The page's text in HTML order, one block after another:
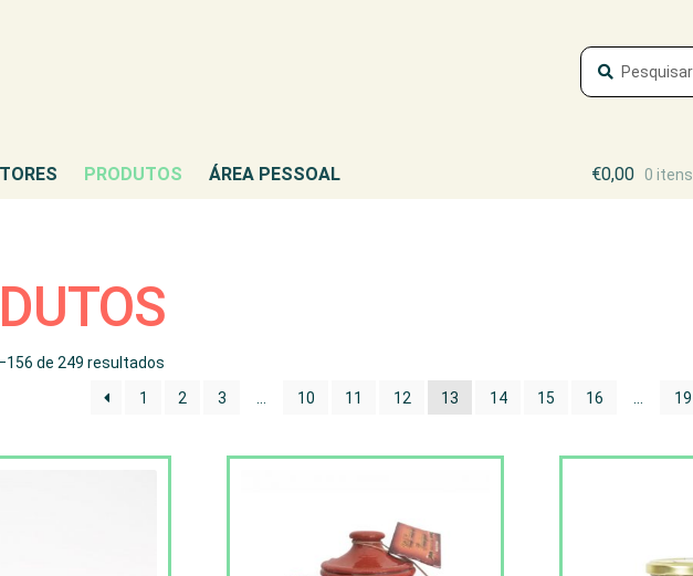
Pesquisar
por:
Pesquisa
PRODUTOS ÁREA PESSOAL €0,00 0 itens
de 249 resultados
1
2 3 10 11 12 13 14 15 16 19